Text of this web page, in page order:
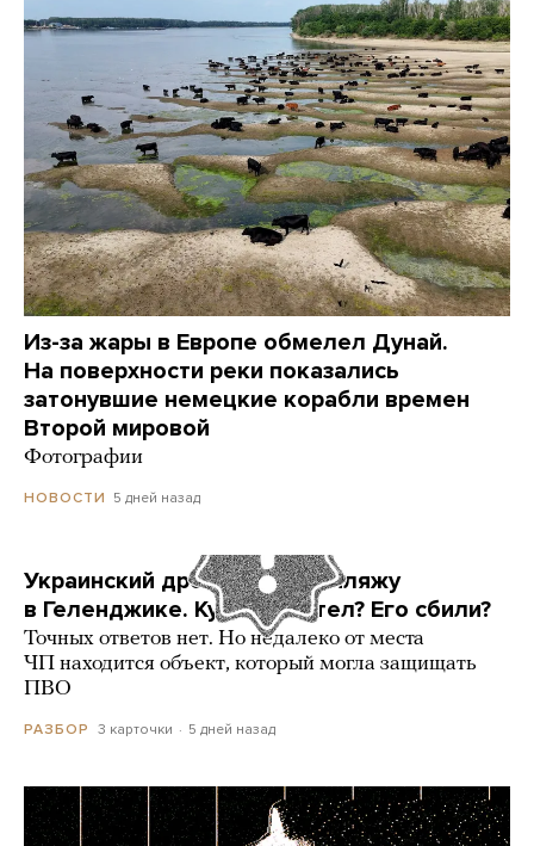
Из-за жары в Европе обмелел Дунай.
На поверхности реки показались
затонувшие немецкие корабли времен
Второй мировой
Фотографии
НОВОСТИ 5 дней назад
Украинский дрон попал по пляжу
в Геленджике. Куда он летел? Его сбили?
Точных ответов нет. Но недалеко от места
ЧП находится объект, который могла защищать
ПВО
РАЗБОР 3 карточки 5 дней назад